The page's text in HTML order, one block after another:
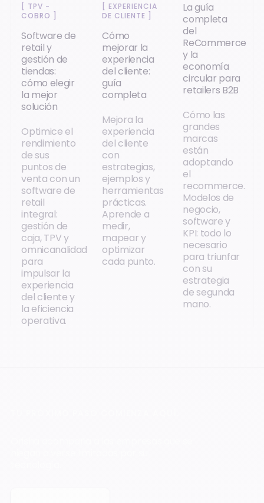
TPV -
COBRO
Software de
retail y
gestión de
tiendas:
cómo elegir
la mejor
solución
Optimice el
rendimiento
de sus
puntos de
venta con un
software de
retail
integral:
gestión de
caja, TPV y
omnicanalidad
para
impulsar la
experiencia
del cliente y
la eficiencia
operativa.
EXPERIENCIA
DE CLIENTE
Cómo
mejorar la
experiencia
del cliente:
guía
completa
Mejora la
experiencia
del cliente
con
estrategias,
ejemplos y
herramientas
prácticas.
Aprende a
medir,
mapear y
optimizar
cada punto.
La guía
completa
del
ReCommerce
y la
economía
circular para
retailers B2B
Cómo las
grandes
marcas
están
adoptando
el
recommerce.
Modelos de
negocio,
software y
KPI: todo lo
necesario
para triunfar
con su
estrategia
de segunda
mano.